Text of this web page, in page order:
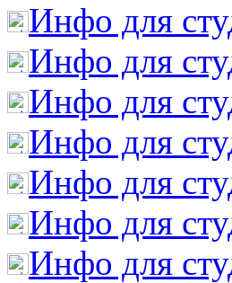
Инфо для
Инфо для
Инфо для
Инфо для
Инфо для
Инфо для
Инфо для